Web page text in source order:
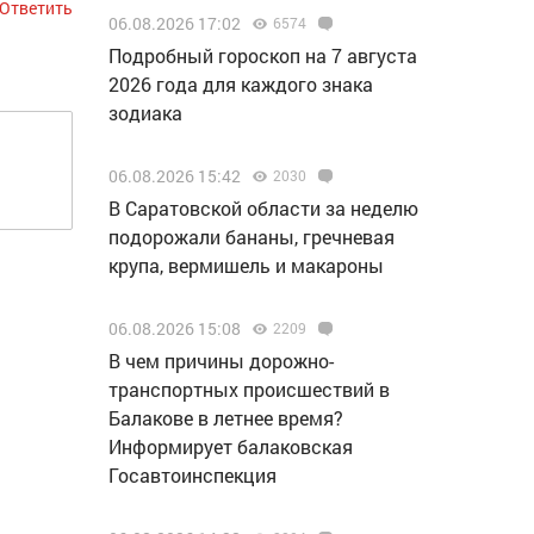
Ответить
06.08.2026 17:02 6574
Подробный гороскоп на 7 августа
2026 года для каждого знака
зодиака
06.08.2026 15:42 2030
В Саратовской области за неделю
подорожали бананы, гречневая
крупа, вермишель и макароны
06.08.2026 15:08 2209
В чем причины дорожно-
транспортных происшествий в
Балакове в летнее время?
Информирует балаковская
Госавтоинспекция